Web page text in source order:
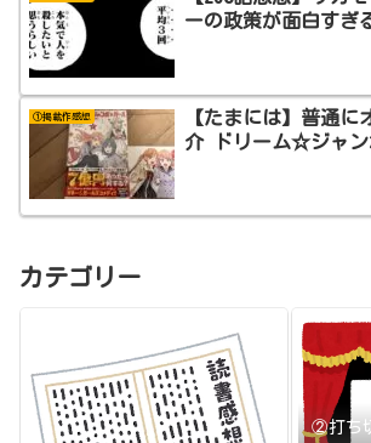
ーの政策が面白すぎ
①掲載作感想
【たまには】普通に
介 ドリーム☆ジャ
カテゴリー
②打ち